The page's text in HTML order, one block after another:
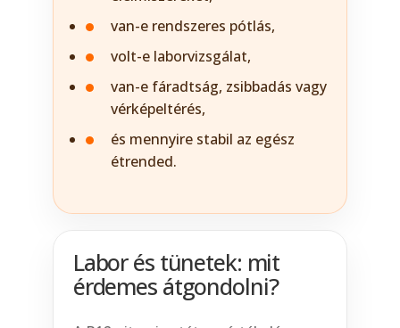
van-e rendszeres pótlás,
volt-e laborvizsgálat,
van-e fáradtság, zsibbadás vagy
vérképeltérés,
és mennyire stabil az egész
étrended.
Labor és tünetek: mit
érdemes átgondolni?